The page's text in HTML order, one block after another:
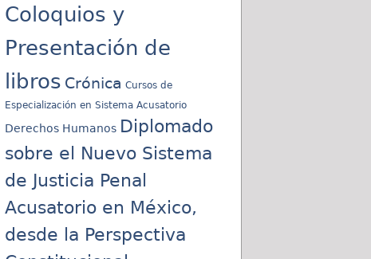
Coloquios y
Presentación de
libros Crónica Cursos de
Especialización en Sistema Acusatorio
Derechos Humanos Diplomado
sobre el Nuevo Sistema
de Justicia Penal
Acusatorio en México,
desde la Perspectiva